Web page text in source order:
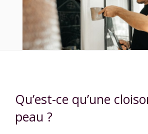
Qu’est-ce qu’une
peau ?